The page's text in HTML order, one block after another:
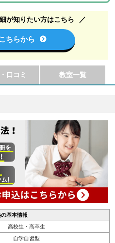
が知りたい方はこちら
ちらから
口コミ 教室一覧
基本情報
高校生・高卒生
自学自習型